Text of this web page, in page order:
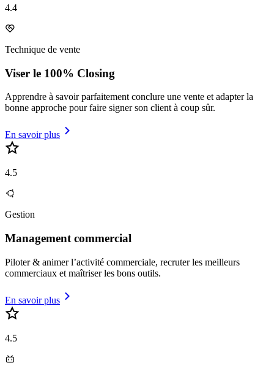
4.4
Technique de vente
Viser le 100% Closing
Apprendre à savoir parfaitement conclure une vente et adapter la
bonne approche pour faire signer son client à coup sûr.
En savoir plus
4.5
Gestion
Management commercial
Piloter & animer l’activité commerciale, recruter les meilleurs
commerciaux et maîtriser les bons outils.
En savoir plus
4.5